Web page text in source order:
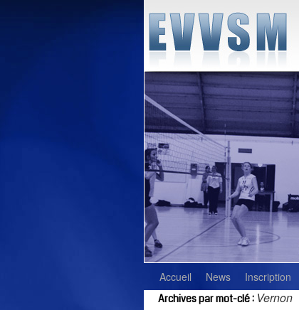
Accueil News Inscription
Archives par mot-clé : Vernon